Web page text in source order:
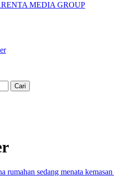
MEDIA GROUP